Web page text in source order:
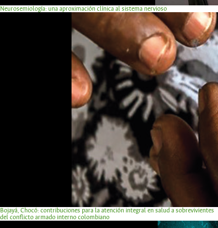
Neurosemiología: una aproximación clínica al sistema nervioso
Bojayá, Chocó: contribuciones para la atención integral en salud a sobrevivientes
del conflicto armado interno colombiano